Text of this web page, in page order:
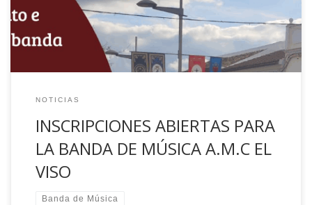
Ayuntamiento de El Viso
NOTICIAS
INSCRIPCIONES ABIERTAS PARA
LA BANDA DE MÚSICA A.M.C EL
VISO
Banda de Música